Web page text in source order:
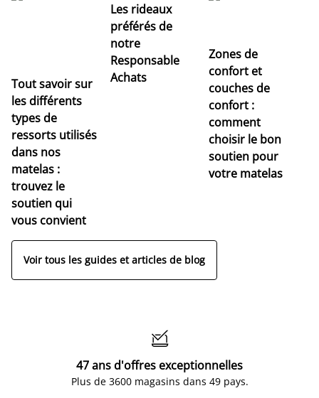
Tout savoir sur
les différents
types de
ressorts utilisés
dans nos
matelas :
trouvez le
soutien qui
vous convient
Les rideaux
préférés de
notre
Responsable
Achats
Zones de
confort et
couches de
confort :
comment
choisir le bon
soutien pour
votre matelas
Voir tous les guides et articles de blog

47 ans d'offres exceptionnelles
Plus de 3600 magasins dans 49 pays.